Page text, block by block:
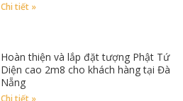
Chi tiết »
Hoàn thiện và lắp đặt tượng Phật Tứ
Diện cao 2m8 cho khách hàng tại Đà
Nẵng
Chi tiết »